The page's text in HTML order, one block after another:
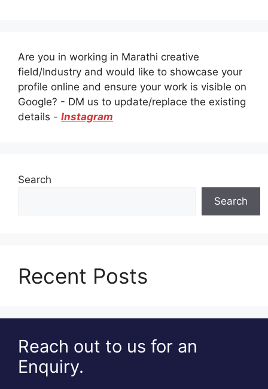
Are you in working in Marathi creative
field/Industry and would like to showcase your
profile online and ensure your work is visible on
Google? - DM us to update/replace the existing
details - Instagram
Search
Search
Recent Posts
Reach out to us for an
Enquiry.